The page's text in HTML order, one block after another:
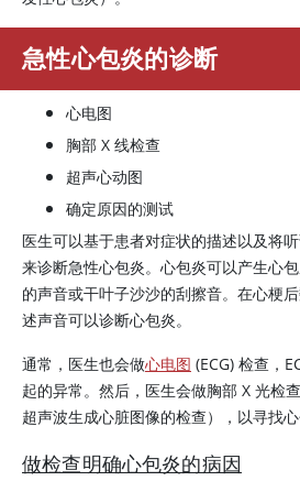
急性心包炎的诊断
心电图
胸部 X 线检查
超声心动图
确定原因的测试
医生可以基于患者对症状的描述以及将
来诊断急性心包炎。心包炎可以产生心
的声音或干叶子沙沙的刮擦音。在心梗
述声音可以诊断心包炎。
通常，医生也会做心电图 (ECG) 检查，
起的异常。然后，医生会做胸部 X 光检
超声波生成心脏图像的检查），以寻找心
做检查明确心包炎的病因